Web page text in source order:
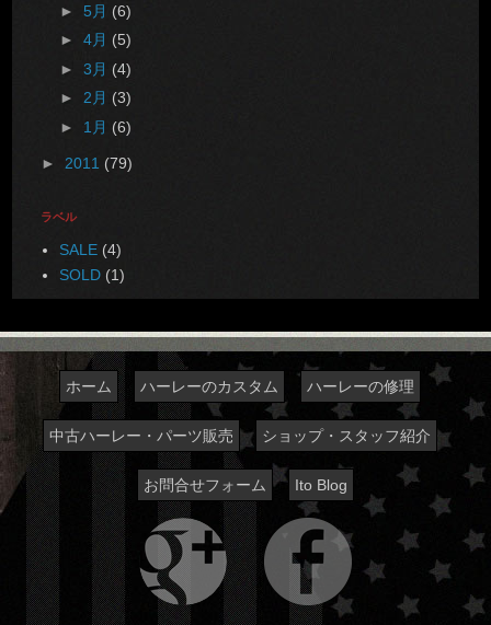
► 5月 (6)
► 4月 (5)
► 3月 (4)
► 2月 (3)
► 1月 (6)
► 2011 (79)
ラベル
SALE (4)
SOLD (1)
ホーム ハーレーのカスタム ハーレーの修理
中古ハーレー・パーツ販売 ショップ・スタッフ紹介
お問合せフォーム Ito Blog